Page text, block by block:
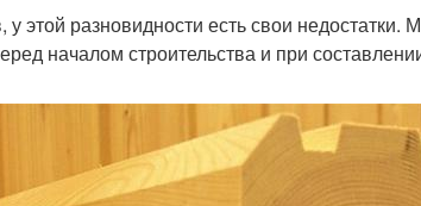
у этой разновидности есть свои
началом строительства и при